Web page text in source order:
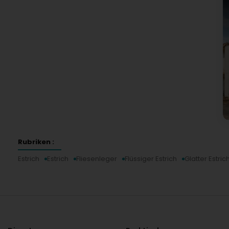
Rubriken :
Estrich
Estrich Fliesenleger Flüssiger Estrich Glatter